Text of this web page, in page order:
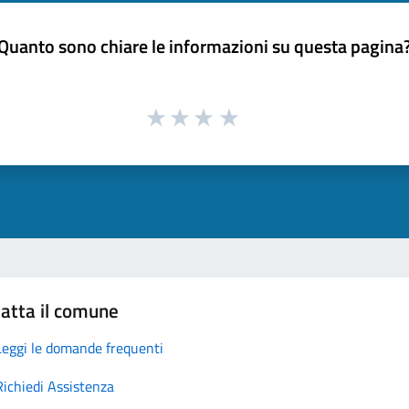
sono chiare le informazioni su questa
il comune
le domande frequenti
Assistenza